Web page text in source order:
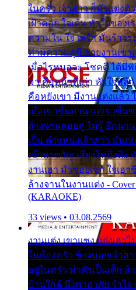
ในครัว เจ้าสาว ก็มัวแต่งตั
เฝ้าคอย ใจเต้น หัวใจของ
ความใน ใจ เศร้า มันร้าว
ท่ามความสุขี ช่วยงานเขา
เมื่อไรหนอจะ โชคดี ได้มี
มา คือหน้าที่เก่า หัวใจหล้
คือหยังเขา มีงานแต่งแล้ว
เมื่อเขาชื่นบาน แต่เราขื่น
ล้างจานคอยคู่ ไม่รู้ อีกนา
เป็น ตำแหน่งเจ้าสาว มัน
เข้าพาขวัญ เสียงโห่ตึงตึง
งานเฮา มัวซอยเขา ใจเ
ล้างจานในงานแต่ง -
(KARAOKE)
33 views • 03.08.2569
งานแต่ง เขาแซง แย่งเอ
ในห้องครัว ข้างนอกเจ้าส
อยู่ในครัว ทำตัวเป็นเด็ก ล้
บ้านใกล้ พึ่งพาอาศัย จำใจ